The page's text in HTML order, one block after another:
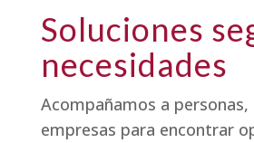
Soluciones
necesidades
Acompañamos a
empresas para encontrar